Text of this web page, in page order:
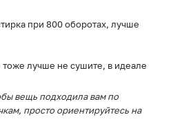
при 800 оборотах, лучше
лучше не сушите, в идеале
вещь подходила вам по
просто ориентируйтесь на